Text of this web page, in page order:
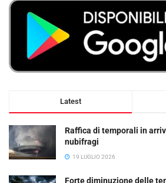
Latest
Raffica di temporali in
nubifragi
19 LUGLIO 2026
Forte diminuzione delle